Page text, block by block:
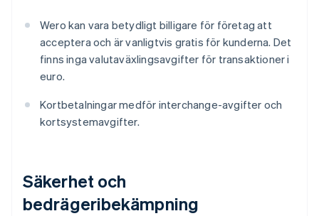
Wero kan vara betydligt billigare för företag att
acceptera och är vanligtvis gratis för kunderna. Det
finns inga valutaväxlingsavgifter för transaktioner i
euro.
Kortbetalningar medför interchange-avgifter och
kortsystemavgifter.
Säkerhet och
bedrägeribekämpning